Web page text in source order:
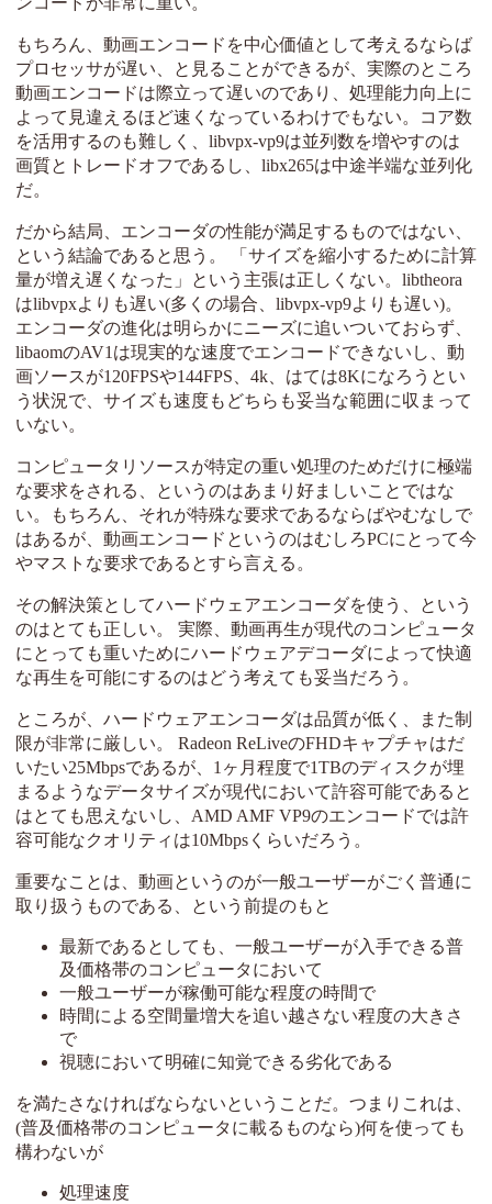
もちろん、動画エンコードを中心価値として考えるならば
プロセッサが遅い、と見ることができるが、実際のところ
動画エンコードは際立って遅いのであり、処理能力向上に
よって見違えるほど速くなっているわけでもない。コア数
を活用するのも難しく、libvpx-vp9は並列数を増やすのは
画質とトレードオフであるし、libx265は中途半端な並列化
だ。
だから結局、エンコーダの性能が満足するものではない、
という結論であると思う。 「サイズを縮小するために計算
量が増え遅くなった」という主張は正しくない。libtheora
はlibvpxよりも遅い(多くの場合、libvpx-vp9よりも遅い)。
エンコーダの進化は明らかにニーズに追いついておらず、
libaomのAV1は現実的な速度でエンコードできないし、動
画ソースが120FPSや144FPS、4k、はては8Kになろうとい
う状況で、サイズも速度もどちらも妥当な範囲に収まって
いない。
コンピュータリソースが特定の重い処理のためだけに極端
な要求をされる、というのはあまり好ましいことではな
い。もちろん、それが特殊な要求であるならばやむなしで
はあるが、動画エンコードというのはむしろPCにとって今
やマストな要求であるとすら言える。
その解決策としてハードウェアエンコーダを使う、という
のはとても正しい。 実際、動画再生が現代のコンピュータ
にとっても重いためにハードウェアデコーダによって快適
な再生を可能にするのはどう考えても妥当だろう。
ところが、ハードウェアエンコーダは品質が低く、また制
限が非常に厳しい。 Radeon ReLiveのFHDキャプチャはだ
いたい25Mbpsであるが、1ヶ月程度で1TBのディスクが埋
まるようなデータサイズが現代において許容可能であると
はとても思えないし、AMD AMF VP9のエンコードでは許
容可能なクオリティは10Mbpsくらいだろう。
重要なことは、動画というのが一般ユーザーがごく普通に
取り扱うものである、という前提のもと
最新であるとしても、一般ユーザーが入手できる普
及価格帯のコンピュータにおいて
一般ユーザーが稼働可能な程度の時間で
時間による空間量増大を追い越さない程度の大きさ
で
視聴において明確に知覚できる劣化である
を満たさなければならないということだ。つまりこれは、
(普及価格帯のコンピュータに載るものなら)何を使っても
構わないが
処理速度